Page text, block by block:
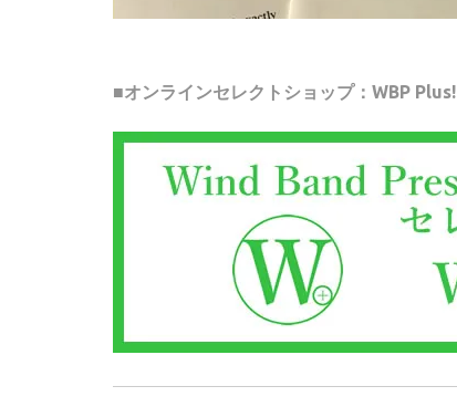
■オンラインセレクトショップ：WBP Plus!